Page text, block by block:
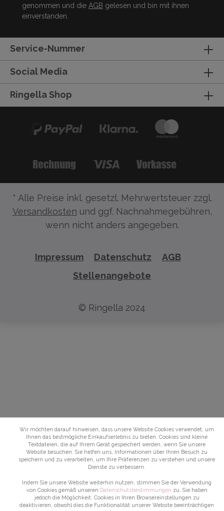
genommen und die AGB gelesen und bin mit ihnen
einverstanden.
Service-Nummer
Social Media
Ringella Shop
* Alle Preise inkl. gesetzl. Mehrwertsteuer zzgl.
Versandkosten und ggf. Nachnahmegebühren,
wenn nicht anders angegeben.
Impressum Datenschutz
AGB
Stellenangebote
© Ringella 2024
Wir möchten darauf hinweisen, dass unsere Website Cookies verwendet, um
Ihnen das bestmögliche Einkaufserlebnis zu bieten. Cookies sind kleine
Textdateien, die auf Ihrem Gerät gespeichert werden, wenn Sie unsere
Website besuchen. Sie helfen uns, Informationen über Ihren Besuch zu
speichern und zu verarbeiten, um Ihre Präferenzen zu verstehen und unsere
Dienste zu verbessern.
Indem Sie unsere Website weiterhin nutzen, stimmen Sie der Verwendung
von Cookies gemäß unseren Datenschutzbestimmungen zu. Sie haben
jedoch die Möglichkeit, Cookies in Ihren Browsereinstellungen zu
deaktivieren, obwohl dies die Funktionalität unserer Website beeinträchtigen